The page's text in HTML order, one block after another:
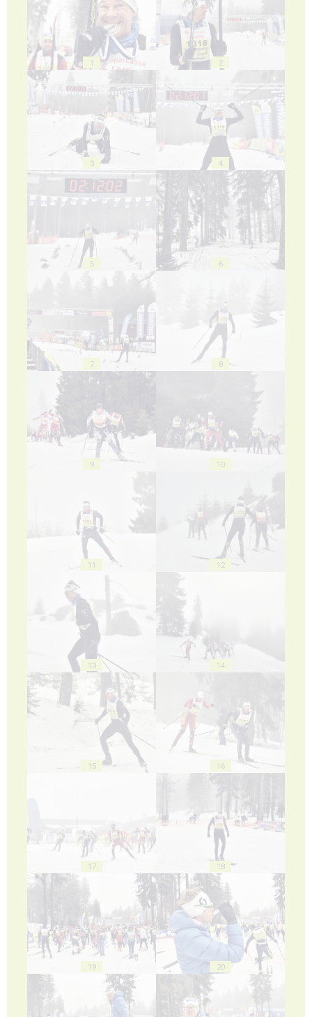
1 2
3 4
5 6
7 8
9 10
11 12
13 14
15 16
17 18
19 20